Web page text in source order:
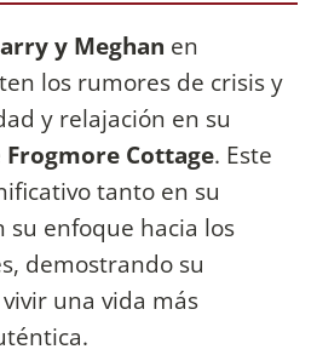
y Meghan en
los rumores de crisis y
y relajación en su
Frogmore Cottage. Este
tanto en su
su enfoque hacia los
demostrando su
una vida más